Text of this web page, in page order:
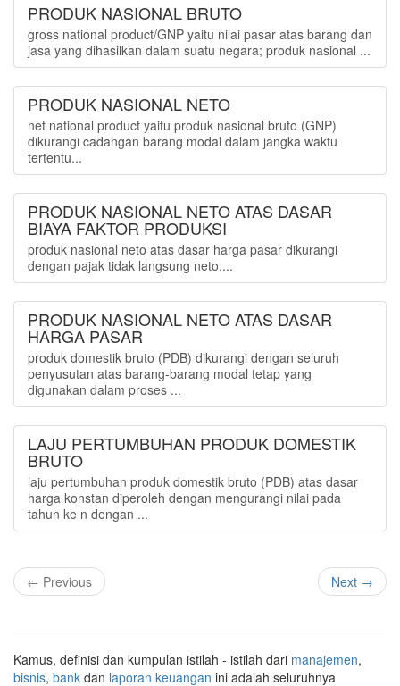
PRODUK NASIONAL BRUTO
gross national product/GNP yaitu nilai pasar atas barang dan
jasa yang dihasilkan dalam suatu negara; produk nasional ...
PRODUK NASIONAL NETO
net national product yaitu produk nasional bruto (GNP)
dikurangi cadangan barang modal dalam jangka waktu
tertentu...
PRODUK NASIONAL NETO ATAS DASAR
BIAYA FAKTOR PRODUKSI
produk nasional neto atas dasar harga pasar dikurangi
dengan pajak tidak langsung neto....
PRODUK NASIONAL NETO ATAS DASAR
HARGA PASAR
produk domestik bruto (PDB) dikurangi dengan seluruh
penyusutan atas barang-barang modal tetap yang
digunakan dalam proses ...
LAJU PERTUMBUHAN PRODUK DOMESTIK
BRUTO
laju pertumbuhan produk domestik bruto (PDB) atas dasar
harga konstan diperoleh dengan mengurangi nilai pada
tahun ke n dengan ...
← Previous Next →
Kamus, definisi dan kumpulan istilah - istilah dari manajemen,
bisnis, bank dan laporan keuangan ini adalah seluruhnya